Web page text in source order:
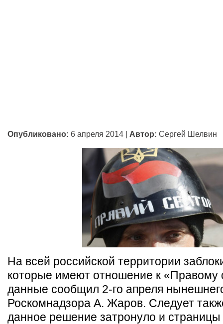
Опубликовано: 6 апреля 2014 | Автор: Сергей Шелвин
На всей российской территории
которые имеют отношение к «Правому
данные сообщил 2-го апреля
Роскомнадзора А. Жаров. Следует
данное решение затронуло и страницы